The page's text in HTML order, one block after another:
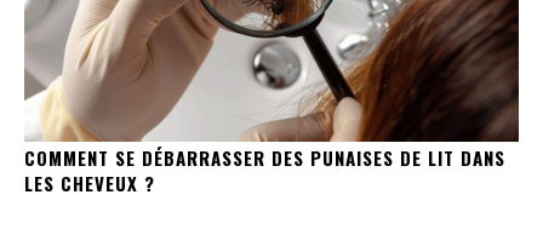
COMMENT SE DÉBARRASSER DES PUNAISES DE LIT DANS
LES CHEVEUX ?